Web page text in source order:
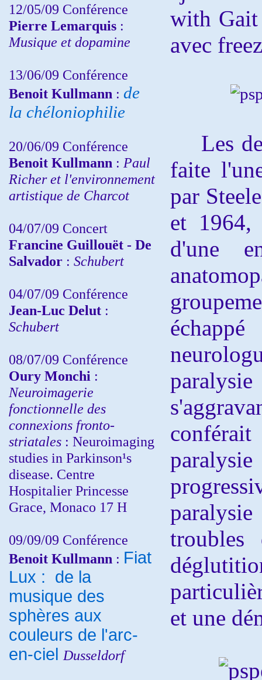
12/05/09 Conférence
Pierre Lemarquis :
Musique et dopamine
13/06/09 Conférence
Benoit Kullmann : de
la chéloniophilie
20/06/09 Conférence
Benoit Kullmann : Paul
Richer et l'environnement
artistique de Charcot
04/07/09 Concert
Francine Guillouët - De
Salvador : Schubert
04/07/09 Conférence
Jean-Luc Delut :
Schubert
08/07/09 Conférence
Oury Monchi :
Neuroimagerie
fonctionnelle des
connexions fronto-
striatales : Neuroimaging
studies in Parkinson¹s
disease. Centre
Hospitalier Princesse
Grace, Monaco 17 H
09/09/09 Conférence
Benoit Kullmann : Fiat
Lux : de la
musique des
sphères aux
couleurs de l'arc-
en-ciel Dusseldorf
with Gait
avec
Les
faite
par
et 1964,
d'une
et une